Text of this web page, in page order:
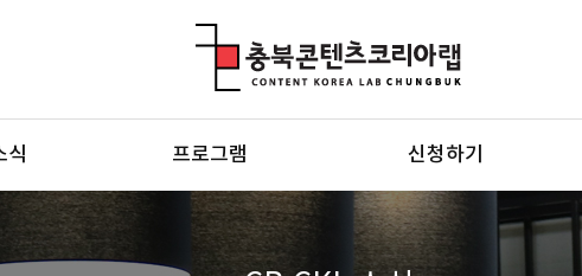
식 프로그램 신청하기